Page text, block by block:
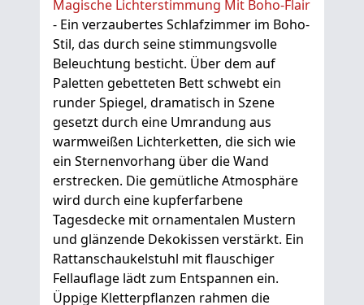
Magische Lichterstimmung Mit Boho-Flair
- Ein verzaubertes Schlafzimmer im Boho-
Stil, das durch seine stimmungsvolle
Beleuchtung besticht. Über dem auf
Paletten gebetteten Bett schwebt ein
runder Spiegel, dramatisch in Szene
gesetzt durch eine Umrandung aus
warmweißen Lichterketten, die sich wie
ein Sternenvorhang über die Wand
erstrecken. Die gemütliche Atmosphäre
wird durch eine kupferfarbene
Tagesdecke mit ornamentalen Mustern
und glänzende Dekokissen verstärkt. Ein
Rattanschaukelstuhl mit flauschiger
Fellauflage lädt zum Entspannen ein.
Üppige Kletterpflanzen rahmen die